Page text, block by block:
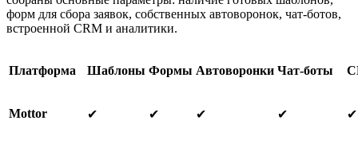
форм для сбора заявок, собственных автоворонок, чат-ботов,
встроенной CRM и аналитики.
Платформа Шаблоны Формы Автоворонки Чат-боты
Mottor ✔ ✔ ✔ ✔ ✔